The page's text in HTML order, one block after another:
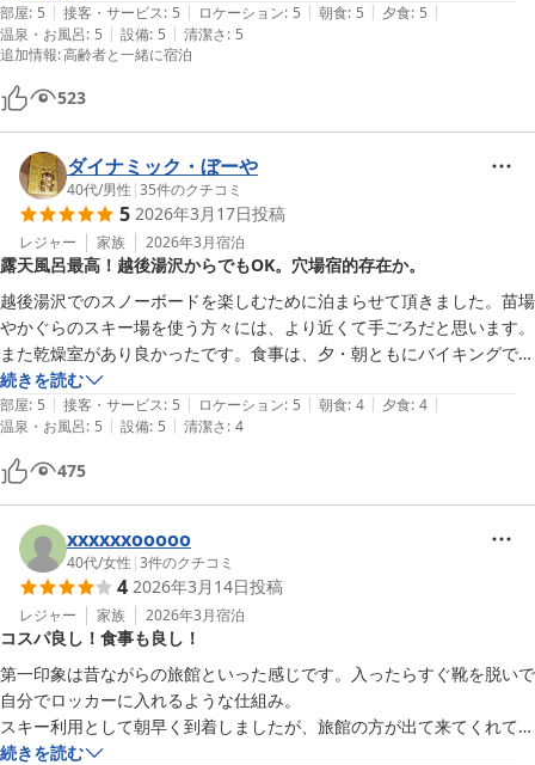
ていただき感謝しております
部屋: 5 | 接客・サービス: 5 | ロケーション: 5 | 朝食: 5 | 夕食: 5 |
温泉・お風呂: 5 | 設備: 5 | 清潔さ: 5
追加情報:高齢者と一緒に宿泊
523
ダイナミック・ぼーや
40代/男性 |35件のクチコミ
5 2026年3月17日投稿
レジャー 家族 2026年3月宿泊
露天風呂最高！越後湯沢からでもOK。穴場宿的存在か。
越後湯沢でのスノーボードを楽しむために泊まらせて頂きました。苗場
やかぐらのスキー場を使う方々には、より近くて手ごろだと思います。
また乾燥室があり良かったです。食事は、夕・朝ともにバイキングで、
質・量ともに十分で堪能できます。ドリンクバーや飲み放題プランなど
があると、より良いと思います。リーズナブルなお部屋だったので仕方
ないと思いますが、古めの暖房の温度調節や電源のオンオフが出来なか
ったのが、少々残念です。しかし、何といっても離れの露天風呂は超最
高の一言です。広くて景色が良く、非常に趣深く感じました。個人的に
は穴場の旅館だと思います。来年も是非とも訪れたいお宿です。素晴ら
しい時間をありがとうございました。
続きを読む
部屋: 5 | 接客・サービス: 5 | ロケーション: 5 | 朝食: 4 | 夕食: 4 |
温泉・お風呂: 5 | 設備: 5 | 清潔さ: 4
475
xxxxxxooooo
40代/女性 |3件のクチコミ
4 2026年3月14日投稿
レジャー 家族 2026年3月宿泊
コスパ良し！食事も良し！
第一印象は昔ながらの旅館といった感じです。入ったらすぐ靴を脱いで
自分でロッカーに入れるような仕組み。
スキー利用として朝早く到着しましたが、旅館の方が出て来てくれて荷
物運びなどお手伝い頂けました。更衣室コインロッカー共に地下にあ
続きを読む